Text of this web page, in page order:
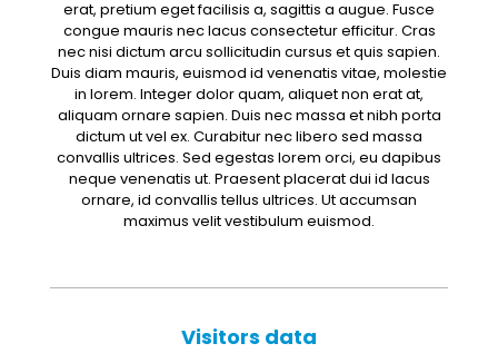
erat, pretium eget facilisis a, sagittis a augue. Fusce
congue mauris nec lacus consectetur efficitur. Cras
nec nisi dictum arcu sollicitudin cursus et quis sapien.
Duis diam mauris, euismod id venenatis vitae, molestie
in lorem. Integer dolor quam, aliquet non erat at,
aliquam ornare sapien. Duis nec massa et nibh porta
dictum ut vel ex. Curabitur nec libero sed massa
convallis ultrices. Sed egestas lorem orci, eu dapibus
neque venenatis ut. Praesent placerat dui id lacus
ornare, id convallis tellus ultrices. Ut accumsan
maximus velit vestibulum euismod.
Visitors data